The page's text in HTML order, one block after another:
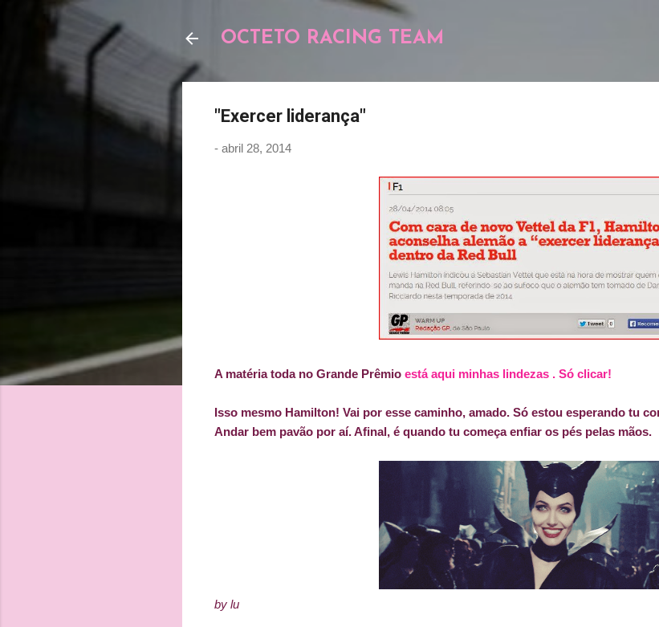
OCTETO RACING TEAM
"Exercer liderança"
- abril 28, 2014
A matéria toda no Grande Prêmio está aqui minhas lindezas . Só clicar!
Isso mesmo Hamilton! Vai por esse caminho, amado. Só estou esperando tu
Andar bem pavão por aí. Afinal, é quando tu começa enfiar os pés pelas mãos.
by lu